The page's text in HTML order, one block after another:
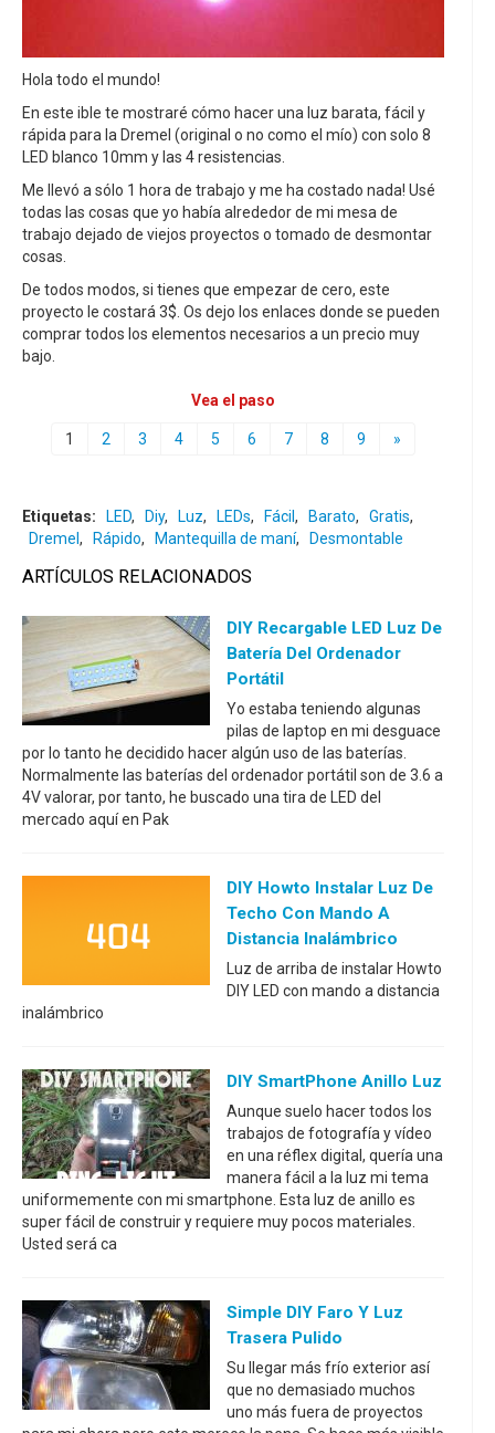
Hola todo el mundo!
En este ible te mostraré cómo hacer una luz barata, fácil y
rápida para la Dremel (original o no como el mío) con solo 8
LED blanco 10mm y las 4 resistencias.
Me llevó a sólo 1 hora de trabajo y me ha costado nada! Usé
todas las cosas que yo había alrededor de mi mesa de
trabajo dejado de viejos proyectos o tomado de desmontar
cosas.
De todos modos, si tienes que empezar de cero, este
proyecto le costará 3$. Os dejo los enlaces donde se pueden
comprar todos los elementos necesarios a un precio muy
bajo.
Vea el paso
1 2 3 4 5 6 7 8 9 »
Etiquetas: LED, Diy, Luz, LEDs, Fácil , Barato, Gratis,
Dremel , Rápido, Mantequilla de maní, Desmontable
ARTÍCULOS RELACIONADOS
DIY Recargable LED Luz De
Batería Del Ordenador
Portátil
Yo estaba teniendo algunas
pilas de laptop en mi desguace
por lo tanto he decidido hacer algún uso de las baterías.
Normalmente las baterías del ordenador portátil son de 3.6 a
4V valorar, por tanto, he buscado una tira de LED del
mercado aquí en Pak
DIY Howto Instalar Luz De
Techo Con Mando A
Distancia Inalámbrico
Luz de arriba de instalar Howto
DIY LED con mando a distancia
inalámbrico
DIY SmartPhone Anillo Luz
Aunque suelo hacer todos los
trabajos de fotografía y vídeo
en una réflex digital, quería una
manera fácil a la luz mi tema
uniformemente con mi smartphone. Esta luz de anillo es
super fácil de construir y requiere muy pocos materiales.
Usted será ca
Simple DIY Faro Y Luz
Trasera Pulido
Su llegar más frío exterior así
que no demasiado muchos
uno más fuera de proyectos